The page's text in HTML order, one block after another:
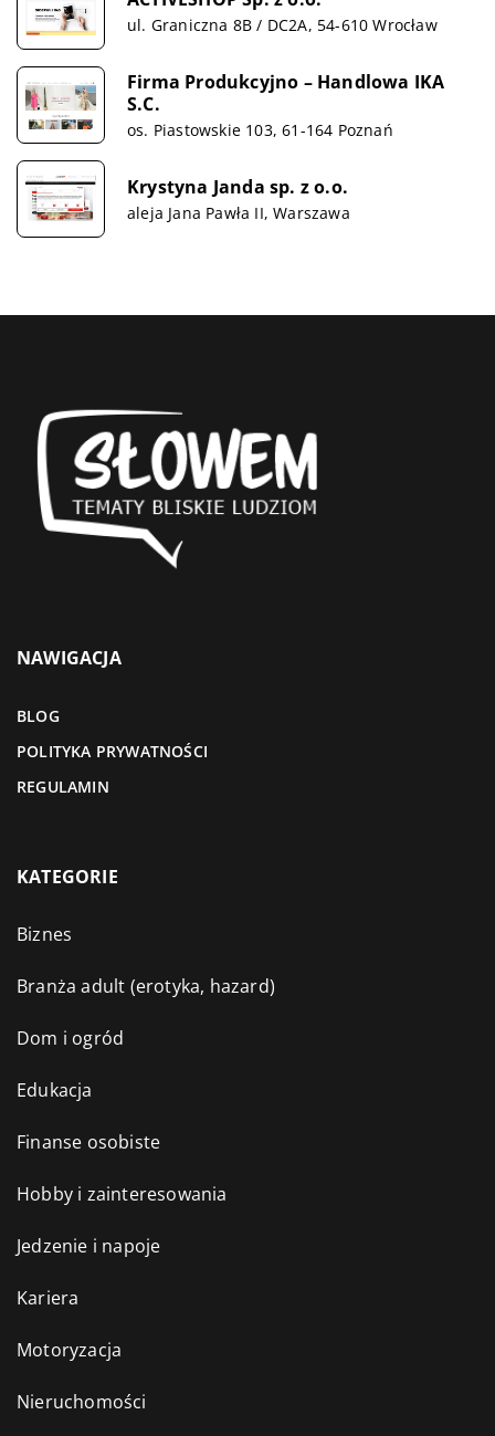
ul. Graniczna 8B / DC2A, 54-610 Wrocław
Firma Produkcyjno – Handlowa IKA
S.C.
os. Piastowskie 103, 61-164 Poznań
Krystyna Janda sp. z o.o.
aleja Jana Pawła II, Warszawa
NAWIGACJA
BLOG
POLITYKA PRYWATNOŚCI
REGULAMIN
KATEGORIE
Biznes
Branża adult (erotyka, hazard)
Dom i ogród
Edukacja
Finanse osobiste
Hobby i zainteresowania
Jedzenie i napoje
Kariera
Motoryzacja
Nieruchomości